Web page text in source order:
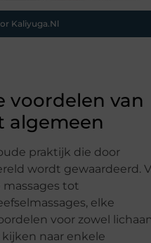
Kaliyuga.nl
voordelen van
algemeen
praktijk die door
wordt gewaardeerd.
tot
elke
voor zowel
naar enkele